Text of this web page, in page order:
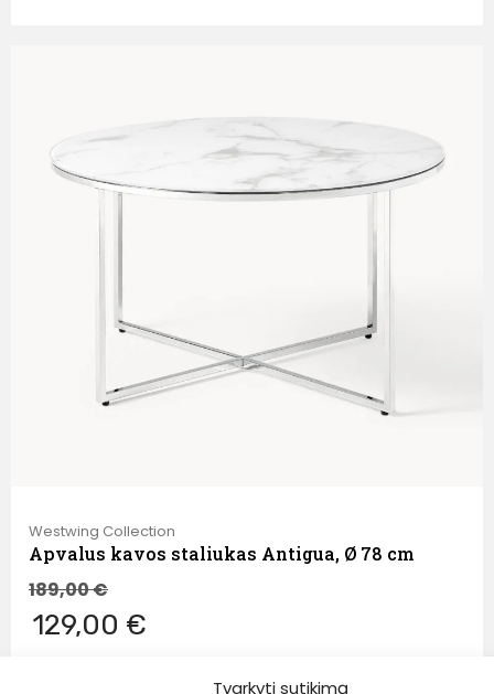
Tvarkyti sutikimą
Westwing Collection
Apvalus kavos staliukas Antigua, Ø 78 cm
189,00€
129,00 €